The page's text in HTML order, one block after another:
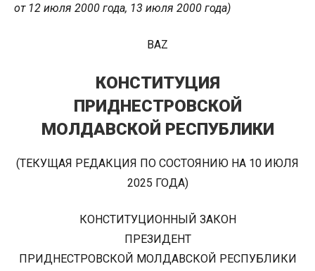
от 12 июля 2000 года, 13 июля 2000 года)
BAZ
КОНСТИТУЦИЯ
ПРИДНЕСТРОВСКОЙ
МОЛДАВСКОЙ РЕСПУБЛИКИ
(ТЕКУЩАЯ РЕДАКЦИЯ ПО СОСТОЯНИЮ НА 10 ИЮЛЯ
2025 ГОДА)
КОНСТИТУЦИОННЫЙ ЗАКОН
ПРЕЗИДЕНТ
ПРИДНЕСТРОВСКОЙ МОЛДАВСКОЙ РЕСПУБЛИКИ